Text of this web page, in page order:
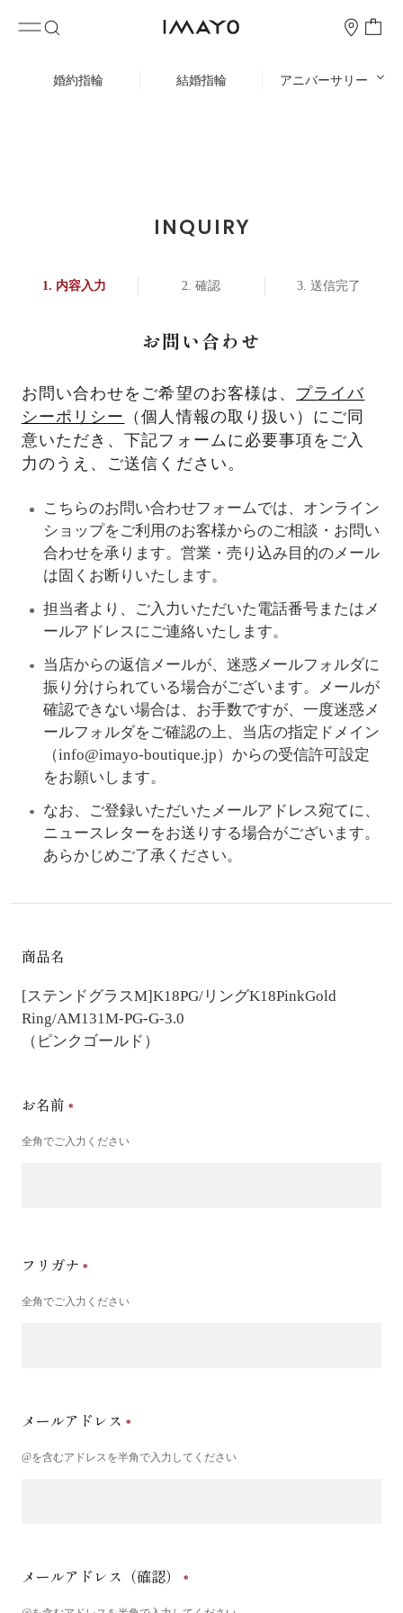
婚約指輪 結婚指輪 アニバーサリー
INQUIRY
内容入力 確認 送信完了
お問い合わせ
お問い合わせをご希望のお客様は、 プライバ
シーポリシー
（個人情報の取り扱い）にご同
意いただき、下記フォームに必要事項をご入
力のうえ、ご送信ください。
こちらのお問い合わせフォームでは、オンライン
ショップをご利用のお客様からのご相談・お問い
合わせを承ります。営業・売り込み目的のメール
は固くお断りいたします。
担当者より、ご入力いただいた電話番号またはメ
ールアドレスにご連絡いたします。
当店からの返信メールが、迷惑メールフォルダに
振り分けられている場合がございます。メールが
確認できない場合は、お手数ですが、一度迷惑メ
ールフォルダをご確認の上、当店の指定ドメイン
（info@imayo-boutique.jp）からの受信許可設定
をお願いします。
なお、ご登録いただいたメールアドレス宛てに、
ニュースレターをお送りする場合がございます。
あらかじめご了承ください。
商品名
[ステンドグラスM]K18PG/リングK18PinkGold
Ring/AM131M-PG-G-3.0
（ピンクゴールド）
お名前
全角でご入力ください
フリガナ
全角でご入力ください
メールアドレス
@を含むアドレスを半角で入力してください
メールアドレス（確認）